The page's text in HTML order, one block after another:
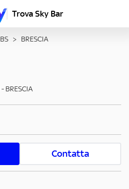
Trova Sky Bar
BS > BRESCIA
- BRESCIA
Contatta